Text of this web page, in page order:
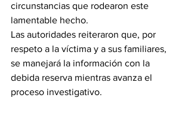
circunstancias que rodearon este
lamentable hecho.
Las autoridades reiteraron que, por
respeto a la víctima y a sus familiares,
se manejará la información con la
debida reserva mientras avanza el
proceso investigativo.